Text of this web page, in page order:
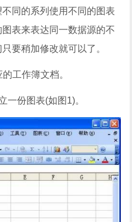
同的系列使用不同的图表
表来表达同一数据源的不
要稍加修改就可以了。
工作簿文档。
份图表(如图1)。